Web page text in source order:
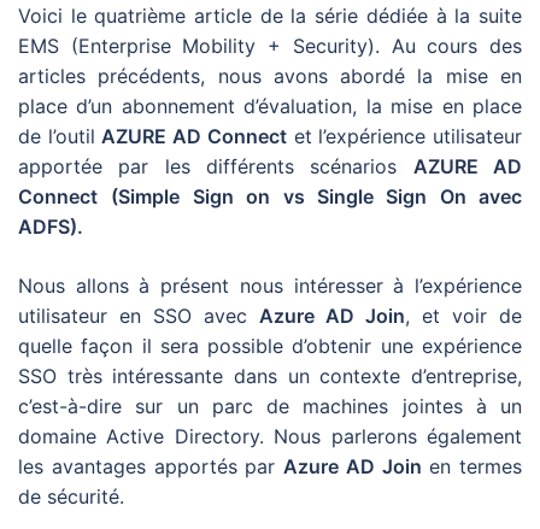
Voici le quatrième article de la série dédiée à la suite
EMS (Enterprise Mobility + Security). Au cours des
articles précédents, nous avons abordé la mise en
place d’un abonnement d’évaluation, la mise en place
de l’outil AZURE AD Connectet l’expérience utilisateur
apportée par les différents scénarios AZURE AD
Connect (Simple Sign on vs Single Sign On avec
ADFS).
Nous allons à présent nous intéresser à l’expérience
utilisateur en SSO avec Azure AD Join, et voir de
quelle façon il sera possible d’obtenir une expérience
SSO très intéressante dans un contexte d’entreprise,
c’est-à-dire sur un parc de machines jointes à un
domaine Active Directory. Nous parlerons également
les avantages apportés par Azure AD Join en termes
de sécurité.